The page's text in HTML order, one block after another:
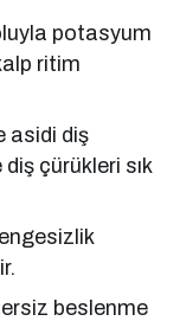
potasyum
ritim
asidi diş
diş çürükleri sık
beslenme